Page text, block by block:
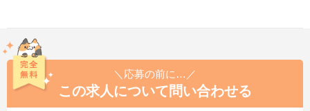
＼応募の前に…／
この求人について問い合わせる